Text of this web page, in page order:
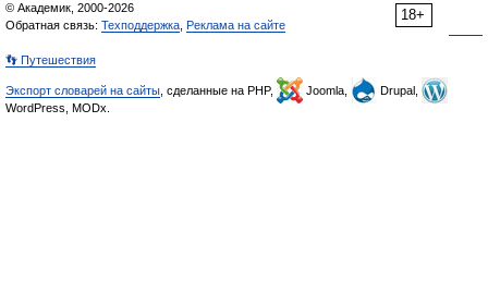
18+
© Академик, 2000-2026
Обратная связь: Техподдержка Реклама на сайте
👣 Путешествия
Экспорт словарей на сайты , сделанные на PHP, Joomla,
Drupal,
WordPress, MODx.